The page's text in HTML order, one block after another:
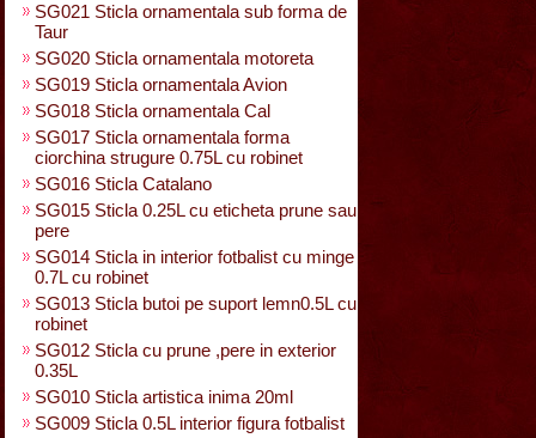
SG021 Sticla ornamentala sub forma de
Taur
SG020 Sticla ornamentala motoreta
SG019 Sticla ornamentala Avion
SG018 Sticla ornamentala Cal
SG017 Sticla ornamentala forma
ciorchina strugure 0.75L cu robinet
SG016 Sticla Catalano
SG015 Sticla 0.25L cu eticheta prune sau
pere
SG014 Sticla in interior fotbalist cu minge
0.7L cu robinet
SG013 Sticla butoi pe suport lemn0.5L cu
robinet
SG012 Sticla cu prune ,pere in exterior
0.35L
SG010 Sticla artistica inima 20ml
SG009 Sticla 0.5L interior figura fotbalist